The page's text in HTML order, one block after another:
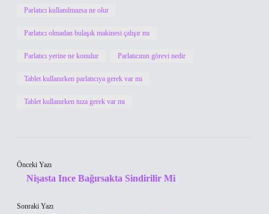
Parlatıcı kullanılmazsa ne olur
Parlatıcı olmadan bulaşık makinesi çalışır mı
Parlatıcı yerine ne konulur Parlatıcının görevi nedir
Tablet kullanırken parlatıcıya gerek var mı
Tablet kullanırken tuza gerek var mı
Önceki Yazı
Nişasta Ince Bağırsakta Sindirilir Mi
Sonraki Yazı